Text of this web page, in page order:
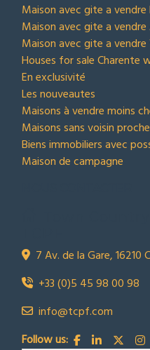
Maison avec gite a vendre
Maison avec gite a
Maison avec gite a vendre
Houses for sale Charente
En exclusivité
Les nouveautes
Maisons à vendre moins
Maisons sans voisin proche
Biens immobiliers avec
Maison de campagne
7 Av. de la Gare, 16210
+33 (0)5 45 98 00 98
info@tcpf.com
Follow us: